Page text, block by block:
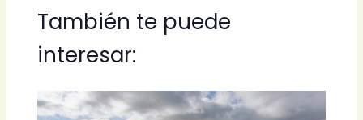
También te puede
interesar: